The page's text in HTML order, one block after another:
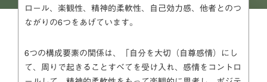
ロール、楽観性、精神的柔軟性、自己効力感、他者とのつ
ながりの6つをあげています。
6つの構成要素の関係は、「自分を大切（自尊感情）にし
て、周りで起きることすべてを受け入れ、感情をコントロ